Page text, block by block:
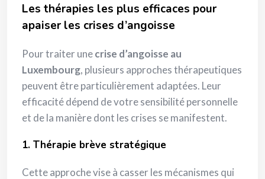
Les thérapies les plus efficaces pour
apaiser les crises d’angoisse
Pour traiter unecrise d’angoisse au
Luxembourg, plusieurs approches thérapeutiques
peuvent être particulièrement adaptées. Leur
efficacité dépend de votre sensibilité personnelle
et de la manière dont les crises se manifestent.
1. Thérapie brève stratégique
Cette approche vise à casser les mécanismes qui